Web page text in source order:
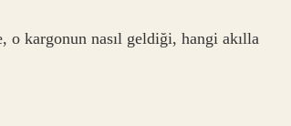
o kargonun nasıl geldiği, hangi akılla